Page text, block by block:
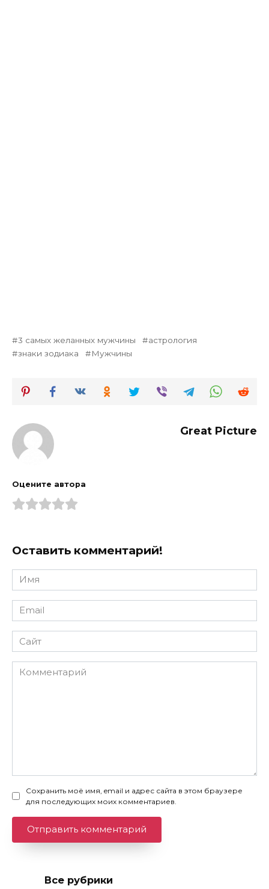
3 самых желанных мужчины
астрология
знаки зодиака
Мужчины
Great Picture
Оцените автора
Оставить комментарий!
Имя
*
Email
*
Сайт
Комментарий
Сохранить моё имя, email и адрес сайта в этом браузере
для последующих моих комментариев.
Все рубрики